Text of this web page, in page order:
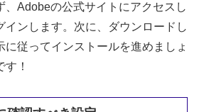
、Adobeの公式サイトにアクセスし
インします。次に、ダウンロードし
に従ってインストールを進めましょ
！